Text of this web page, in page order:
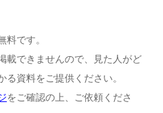
料です。
載できませんので、見た人がど
る資料をご提供ください。
をご確認の上、ご依頼くださ